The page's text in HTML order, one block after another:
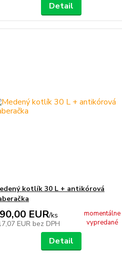
Detail
kotlík 30 L + antikórová
EUR/ks
EUR bez DPH
momentálne
vypredané
Detail